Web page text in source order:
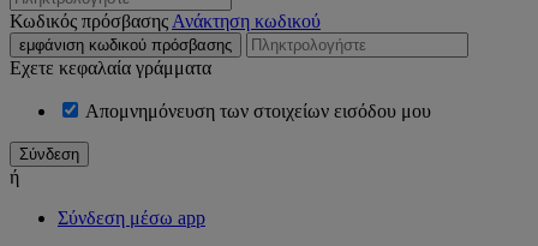
Κωδικός πρόσβασης Ανάκτηση κωδικού
εμφάνιση κωδικού πρόσβασης
Εχετε κεφαλαία γράμματα
Απομνημόνευση των στοιχείων εισόδου μου
ή
Σύνδεση μέσω app